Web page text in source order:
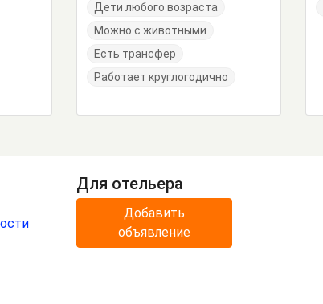
Дети любого возраста
Можно с животными
Есть трансфер
Работает круглогодично
Для отельера
Добавить
объявление